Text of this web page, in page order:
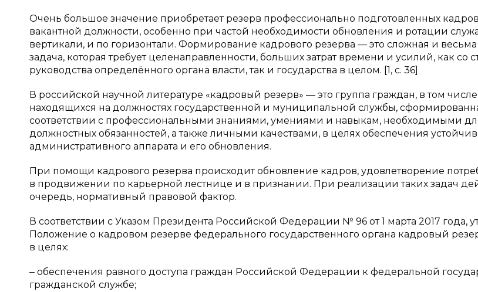
Очень большое значение приобретает резерв профессионально подготовленных
вакантной должности, особенно при частой необходимости обновления и ротации
вертикали, и по горизонтали. Формирование кадрового резерва — это сложная и весьма
задача, которая требует целенаправленности, больших затрат времени и усилий, как со
руководства определённого органа власти, так и государства в целом. [1, с. 36]
В российской научной литературе «кадровый резерв» — это группа граждан, в том
находящихся на должностях государственной и муниципальной службы,
соответствии с профессиональными знаниями, умениями и навыкам, необходимыми
должностных обязанностей, а также личными качествами, в целях обеспечения
административного аппарата и его обновления.
При помощи кадрового резерва происходит обновление кадров, удовлетворение
в продвижении по карьерной лестнице и в признании. При реализации таких задач
очередь, нормативный правовой фактор.
В соответствии с Указом Президента Российской Федерации № 96 от 1 марта 2017 года,
Положение о кадровом резерве федерального государственного органа кадровый
в целях:
‒ обеспечения равного доступа граждан Российской Федерации к федеральной
гражданской службе;